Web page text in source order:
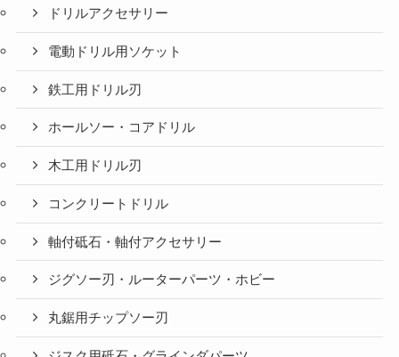
ドリルアクセサリー
電動ドリル用ソケット
鉄工用ドリル刃
ホールソー・コアドリル
木工用ドリル刃
コンクリートドリル
軸付砥石・軸付アクセサリー
ジグソー刃・ルーターパーツ・ホビー
丸鋸用チップソー刃